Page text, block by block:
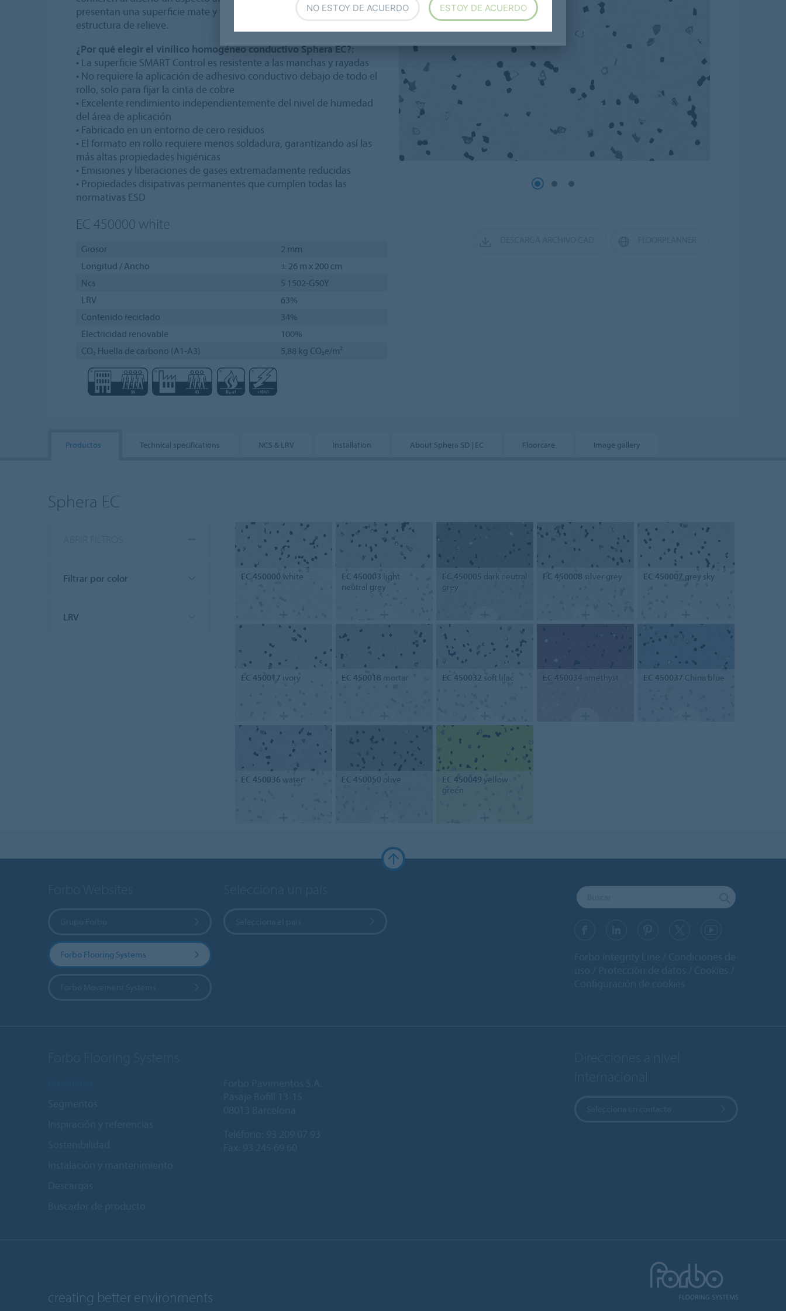
presentan una superficie mate y fácil de limpiar, gracias a su limpia
estructura de relieve.
¿Por qué elegir el vinílico homogéneo conductivo Sphera EC?:
• La superficie SMART Control es resistente a las manchas y rayadas
• No requiere la aplicación de adhesivo conductivo debajo de todo el
rollo, solo para fijar la cinta de cobre
• Excelente rendimiento independientemente del nivel de humedad
del área de aplicación
• Fabricado en un entorno de cero residuos
• El formato en rollo requiere menos soldadura, garantizando así las
más altas propiedades higiénicas
• Emisiones y liberaciones de gases extremadamente reducidas
• Propiedades disipativas permanentes que cumplen todas las
normativas ESD
EC 450000 white
Grosor
2 mm
Longitud / Ancho
± 26 m x 200 cm
Ncs
S 1502-G50Y
LRV
63%
Contenido reciclado
34%
Electricidad renovable
100%
CO₂ Huella de carbono (A1-A3)
5,88 kg CO₂e/m²
Productos Technical specifications NCS & LRV Installation About Sphera SD | EC Floorcare Image gallery
Sphera EC
Filtrar por color
LRV
EC 450000 white EC 450003 light
neutral grey
EC 450005 dark neutral
grey
EC 450008 silver grey EC 450007 grey sky
EC 450017 ivory EC 450018 mortar EC 450032 soft lilac EC 450034amethyst EC 450037 China blue
EC 450036 water EC 450050 olive EC 450049 yellow
green
Forbo Flooring Systems
creating better environments
NO ESTOY DE ACUERDO ESTOY DE ACUERDO